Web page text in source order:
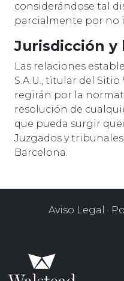
considerándose tal
parcialmente por no
Jurisdicción y
Las relaciones
S.A.U., titular del Sitio
regirán por la
resolución de
que pueda surgir
Juzgados y
Barcelona.
Aviso Legal ·